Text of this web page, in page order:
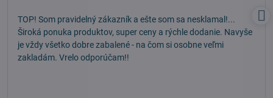
TOP! Som pravidelný zákazník a ešte som sa nesklamal!...
Široká ponuka produktov, super ceny a rýchle dodanie. Navyše
je vždy všetko dobre zabalené - na čom si osobne veľmi
zakladám. Vrelo odporúčam!!